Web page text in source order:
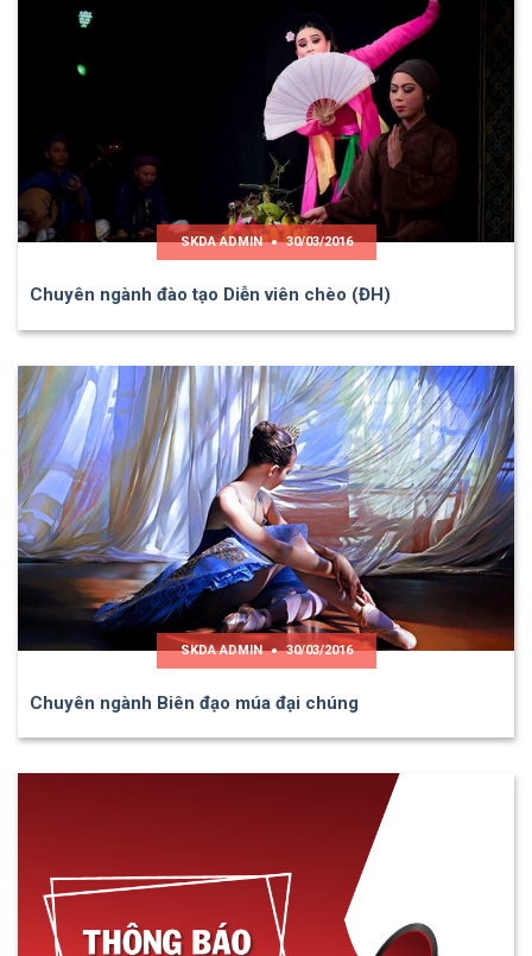
SKDA ADMIN 30/03/2016
Chuyên ngành đào tạo Diễn viên chèo (ĐH)
SKDA ADMIN 30/03/2016
Chuyên ngành Biên đạo múa đại chúng